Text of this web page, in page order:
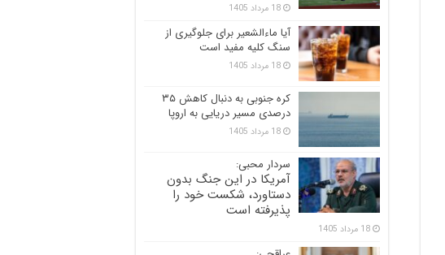
18 مرداد 1405
آیا ماءالشعیر برای جلوگیری از
سنگ کلیه مفید است
18 مرداد 1405
کره جنوبی به دنبال کاهش ۳۵
درصدی مسیر دریایی به اروپا
18 مرداد 1405
سردار محبی:
آمریکا در این جنگ بدون
دستاورد، شکست خود را
پذیرفته است
18 مرداد 1405